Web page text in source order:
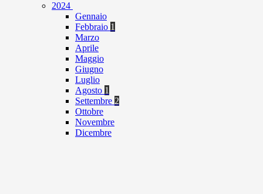
2024
Gennaio
Febbraio 1
Marzo
Aprile
Maggio
Giugno
Luglio
Agosto 1
Settembre 2
Ottobre
Novembre
Dicembre